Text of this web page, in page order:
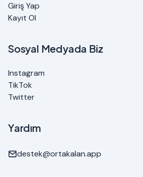
Giriş Yap
Kayıt Ol
Sosyal Medyada Biz
Instagram
TikTok
Twitter
Yardım
destek@ortakalan.app